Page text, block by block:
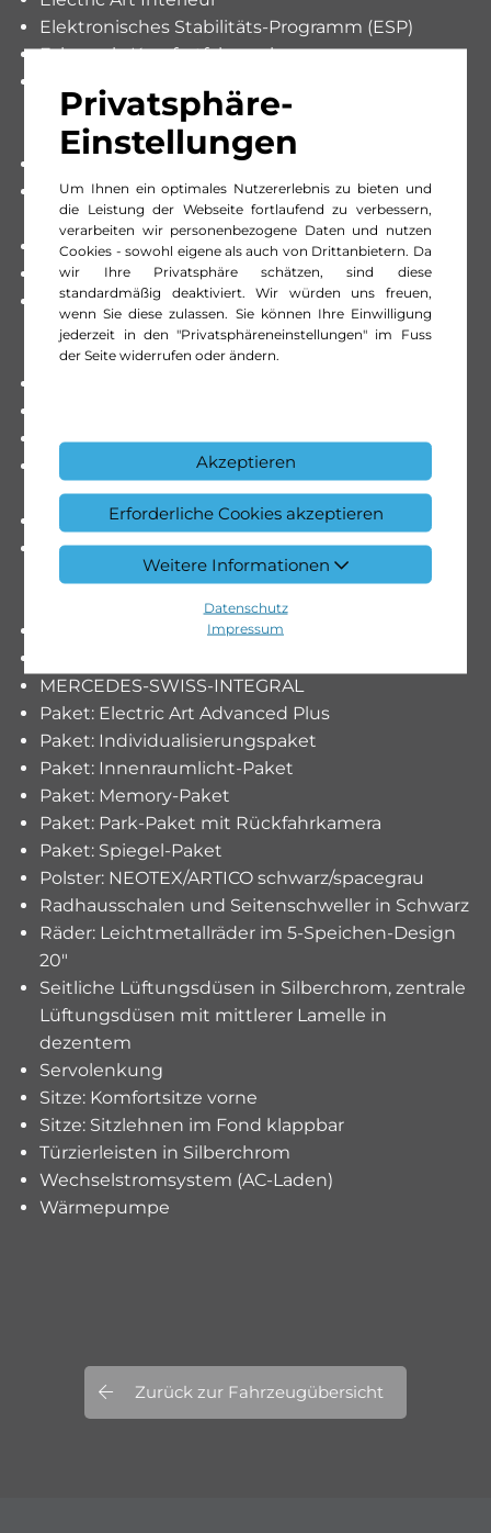
Privatsphäre-
Einstellungen
Um Ihnen ein optimales Nutzererlebnis zu bieten und
die Leistung der Webseite fortlaufend zu verbessern,
verarbeiten wir personenbezogene Daten und nutzen
Cookies - sowohl eigene als auch von Drittanbietern. Da
wir Ihre Privatsphäre schätzen, sind diese
standardmäßig deaktiviert. Wir würden uns freuen,
wenn Sie diese zulassen. Sie können Ihre Einwilligung
jederzeit in den "Privatsphäreneinstellungen" im Fuss
der Seite widerrufen oder ändern.
Akzeptieren
Erforderliche Cookies akzeptieren
Weitere Informationen
Datenschutz
Impressum
Elektronisches Stabilitäts-Programm (ESP)
Fahrwerk: Komfortfahrwerk
Fahrprogramm-Auswahl: Comfort, Sport, Sport+,
Individual
Frontschürze in Wagenfarbe mit unterem Teil in
Schwarz und Zierteil in Silberchrom
Fussmatten Velours
Handschuhfach
Heckschürze in Wagenfarbe mit unterem Teil in
Schwarz und optischem Unterfahrschutz in
Silberchrom
Lackierung: Uni-Lackierung Polarweiss
Ladekabel für Wallbox und öffentliche
Ladestationen, 5 m, glatt, 11 kW
Lenkrad: Lenkradschaltpaddles
Lenkrad: Multifunktions-Sportlenkrad in
Ledernachbildung ARTICO und Speichen in
Licht: LED High Performance-Scheinwerfer
MERCEDES-SWISS-INTEGRAL
Paket: Electric Art Advanced Plus
Paket: Individualisierungspaket
Paket: Innenraumlicht-Paket
Paket: Memory-Paket
Paket: Park-Paket mit Rückfahrkamera
Paket: Spiegel-Paket
Polster: NEOTEX/ARTICO schwarz/spacegrau
Radhausschalen und Seitenschweller in Schwarz
Räder: Leichtmetallräder im 5-Speichen-Design
20"
Seitliche Lüftungsdüsen in Silberchrom, zentrale
Lüftungsdüsen mit mittlerer Lamelle in
dezentem
Servolenkung
Sitze: Komfortsitze vorne
Sitze: Sitzlehnen im Fond klappbar
Türzierleisten in Silberchrom
Wechselstromsystem (AC-Laden)
Wärmepumpe
Zurück zur Fahrzeugübersicht